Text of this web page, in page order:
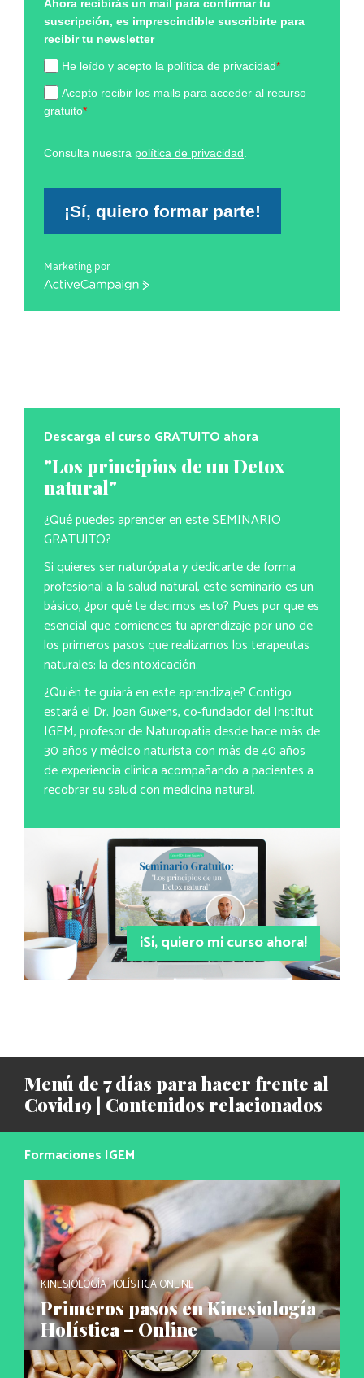
Ahora recibirás un mail para confirmar tu
suscripción, es imprescindible suscribirte para
recibir tu newsletter
He leído y acepto la política de privacidad*
Acepto recibir los mails para acceder al recurso
gratuito*
Consulta nuestra política de privacidad
¡Sí, quiero formar parte!
Marketing por
ActiveCampaign
Descarga el curso GRATUITO ahora
"Los principios de un Detox
natural"
¿Qué puedes aprender en este SEMINARIO
GRATUITO?
Si quieres ser naturópata y dedicarte de forma
profesional a la salud natural, este seminario es un
básico, ¿por qué te decimos esto? Pues por que es
esencial que comiences tu aprendizaje por uno de
los primeros pasos que realizamos los terapeutas
naturales: la desintoxicación.
¿Quién te guiará en este aprendizaje? Contigo
estará el Dr. Joan Guxens, co-fundador del Institut
IGEM, profesor de Naturopatía desde hace más de
30 años y médico naturista con más de 40 años
de experiencia clínica acompañando a pacientes a
recobrar su salud con medicina natural.
¡Sí, quiero mi curso ahora!
Menú de 7 días para hacer frente al
Covid19 | Contenidos relacionados
Formaciones IGEM
KINESIOLOGÍA HOLÍSTICA ONLINE
Primeros pasos en Kinesiología
Holística – Online